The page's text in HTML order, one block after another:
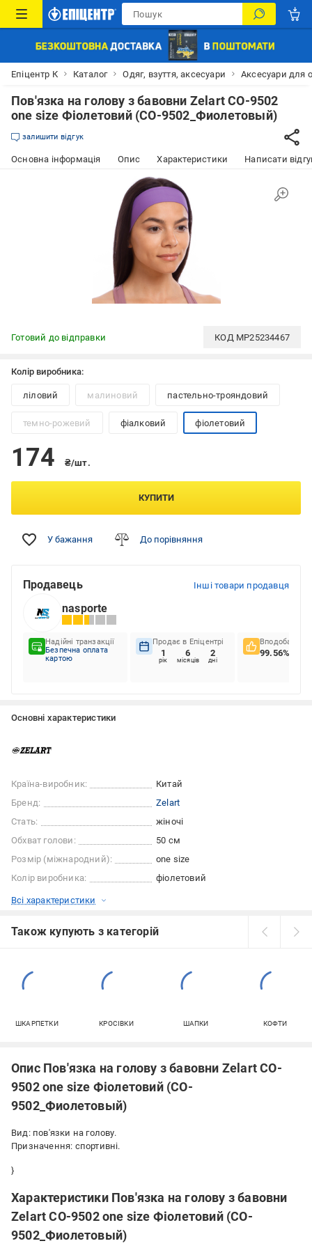
Епіцентр К Каталог Одяг, взуття, аксесуари Аксесуари для
Пов'язка на голову з бавовни Zelart CO-9502
one size Фіолетовий (CO-9502_Фиолетовый)
залишити відгук
Основна інформація Опис Характеристики Написати
Готовий до відправки КОД MP25234467
Колір виробника:
ліловий малиновий пастельно-трояндовий
темно-рожевий фіалковий фіолетовий
174 ₴/шт.
КУПИТИ
У бажання До порівняння
Продавець Інші товари продавця
nasporte
Надійні транзакції
Безпечна оплата
картою
Продає в Епіцентрі
1
рік
6
місяців
2
дні
Вподобання
99.56%
Основні характеристики
Країна-виробник:
Китай
Бренд:
Zelart
Стать:
жіночі
Обхват голови:
50 см
Розмір (міжнародний):
one size
Колір виробника:
фіолетовий
Всі характеристики
Також купують з категорій
ШКАРПЕТКИ КРОСІВКИ ШАПКИ КОФТИ
Опис Пов'язка на голову з бавовни Zelart CO-
9502 one size Фіолетовий (CO-
9502_Фиолетовый)
Вид: пов'язки на голову.
Призначення: спортивні.
}
Характеристики Пов'язка на голову з бавовни
Zelart CO-9502 one size Фіолетовий (CO-
9502_Фиолетовый)